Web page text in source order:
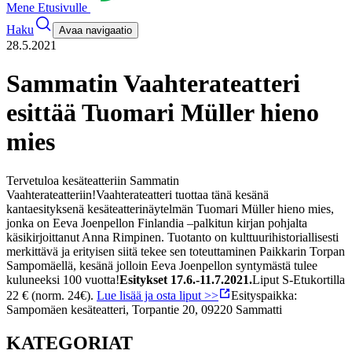
Mene Etusivulle
Haku
Avaa navigaatio
28.5.2021
Sammatin Vaahterateatteri
esittää Tuomari Müller hieno
mies
Tervetuloa kesäteatteriin Sammatin
Vaahterateatteriin!Vaahterateatteri tuottaa tänä kesänä
kantaesityksenä kesäteatterinäytelmän Tuomari Müller hieno mies,
jonka on Eeva Joenpellon Finlandia –palkitun kirjan pohjalta
käsikirjoittanut Anna Rimpinen. Tuotanto on kulttuurihistoriallisesti
merkittävä ja erityisen siitä tekee sen toteuttaminen Paikkarin Torpan
Sampomäellä, kesänä jolloin Eeva Joenpellon syntymästä tulee
kuluneeksi 100 vuotta!Esitykset 17.6.-11.7.2021.Liput S-Etukortilla
22 € (norm. 24€). Lue lisää ja osta liput >>
Esityspaikka:
Sampomäen kesäteatteri, Torpantie 20, 09220 Sammatti
KATEGORIAT